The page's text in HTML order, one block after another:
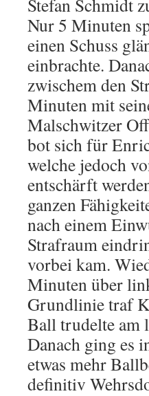
Stefan Schmidt
Nur 5 Minuten
einen Schuss
einbrachte.
zwischem den
Minuten mit
Malschwitzer
bot sich für
welche jedoch
entschärft
ganzen
nach einem
Strafraum
vorbei kam.
Minuten über
Grundlinie traf
Ball trudelte am
Danach ging es
etwas mehr
definitiv